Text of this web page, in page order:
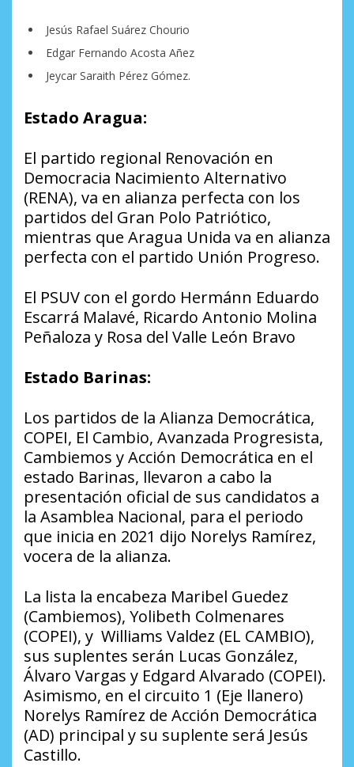
Jesús Rafael Suárez Chourio
Edgar Fernando Acosta Añez
Jeycar Saraith Pérez Gómez.
Estado Aragua:
El partido regional Renovación en
Democracia Nacimiento Alternativo
(RENA), va en alianza perfecta con los
partidos del Gran Polo Patriótico,
mientras que Aragua Unida va en alianza
perfecta con el partido Unión Progreso.
El PSUV con el gordo Hermánn Eduardo
Escarrá Malavé, Ricardo Antonio Molina
Peñaloza y Rosa del Valle León Bravo
Estado Barinas:
Los partidos de la Alianza Democrática,
COPEI, El Cambio, Avanzada Progresista,
Cambiemos y Acción Democrática en el
estado Barinas, llevaron a cabo la
presentación oficial de sus candidatos a
la Asamblea Nacional, para el periodo
que inicia en 2021 dijo Norelys Ramírez,
vocera de la alianza.
La lista la encabeza Maribel Guedez
(Cambiemos), Yolibeth Colmenares
(COPEI), y Williams Valdez (EL CAMBIO),
sus suplentes serán Lucas González,
Álvaro Vargas y Edgard Alvarado (COPEI).
Asimismo, en el circuito 1 (Eje llanero)
Norelys Ramírez de Acción Democrática
(AD) principal y su suplente será Jesús
Castillo.